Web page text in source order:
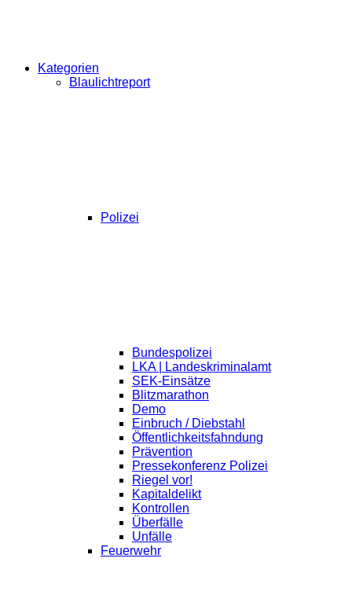
Kategorien
Blaulichtreport
Polizei
Bundespolizei
LKA | Landeskriminalamt
SEK-Einsätze
Blitzmarathon
Demo
Einbruch / Diebstahl
Öffentlichkeitsfahndung
Prävention
Pressekonferenz Polizei
Riegel vor!
Kapitaldelikt
Kontrollen
Überfälle
Unfälle
Feuerwehr